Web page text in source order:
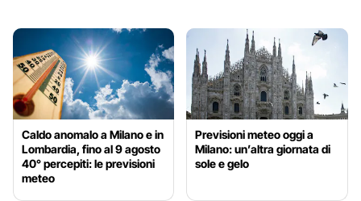
Caldo anomalo a Milano e in
Lombardia, fino al 9 agosto
40° percepiti: le previsioni
meteo
Previsioni meteo oggi a
Milano: un’altra giornata di
sole e gelo